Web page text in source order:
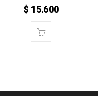
$ 15.600